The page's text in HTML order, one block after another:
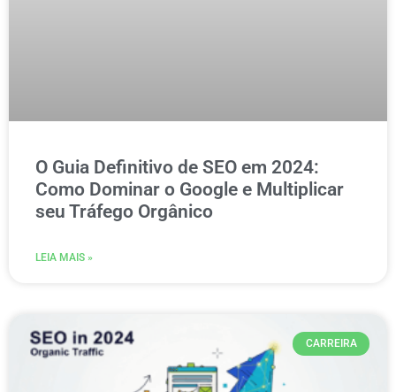
O Guia Definitivo de SEO em 2024:
Como Dominar o Google e Multiplicar
seu Tráfego Orgânico
LEIA MAIS »
CARREIRA